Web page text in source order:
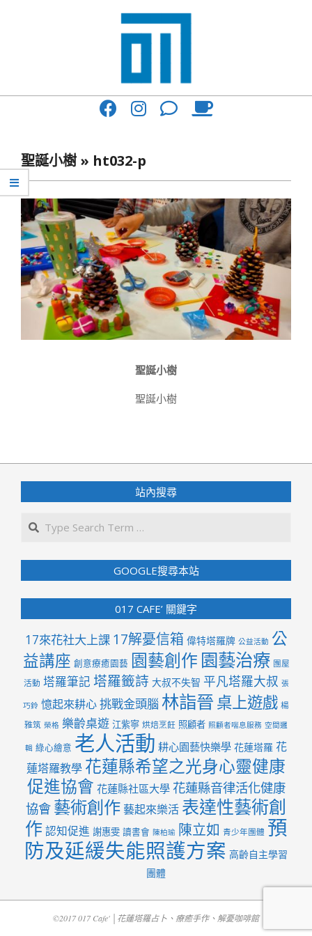
017
與
你
一
起
咖
啡
館
聖誕小樹 » ht032-p
聖誕小樹
聖誕小樹
11-
18
站內搜尋
GOOGLE搜尋本站
017 CAFE’ 關鍵字
17來花社大上課 17解憂信箱 偉特塔羅牌 公益活動 公
益講座 創意療癒園藝 園藝創作 園藝治療 團屋
活動 塔羅筆記 塔羅籤詩 大叔不失智 平凡塔羅大叔 張
巧鈴 憶起來耕心挑戰金頭腦 林詣晉桌上遊戲 楊
雅筑 榮格 樂齡桌遊 江紫寧 烘焙烹飪 照顧者 照顧者喘息服務 空間邏
輯 綠心繪意 老人活動 耕心園藝快樂學 花蓮塔羅 花
蓮塔羅教學 花蓮縣希望之光身心靈健康
促進協會 花蓮縣社區大學 花蓮縣音律活化健康
協會 藝術創作藝起來樂活 表達性藝術創
作 認知促進 謝惠雯 讀書會 陳柏瑜 陳立如 青少年團體 預
防及延緩失能照護方案 高齡自主學習
團體
©2017 017 Cafe' │花蓮塔羅占卜、療癒手作、解憂咖啡館